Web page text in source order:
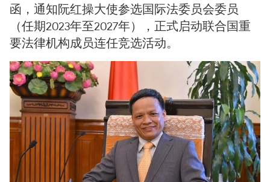
函，通知阮红操大使参选国际法委员会委员
（任期2023年至2027年），正式启动联合国重
要法律机构成员连任竞选活动。